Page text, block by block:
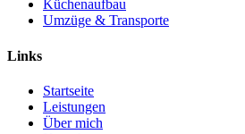
Küchenaufbau
Umzüge & Transporte
Links
Startseite
Leistungen
Über mich